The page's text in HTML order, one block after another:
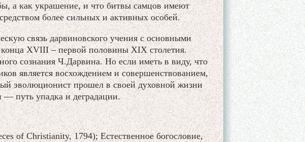
а как украшение, и что битвы самцов имеют
более сильных и активных особей.
связь дарвиновского учения с основными
XVIII – первой половины XIX столетия.
сознания Ч.Дарвина. Но если иметь в виду, что
является восхождением и совершенствованием,
эволюционист прошел в своей духовной жизни
путь упадка и деградации.
of Christianity, 1794); Естественное богословие,